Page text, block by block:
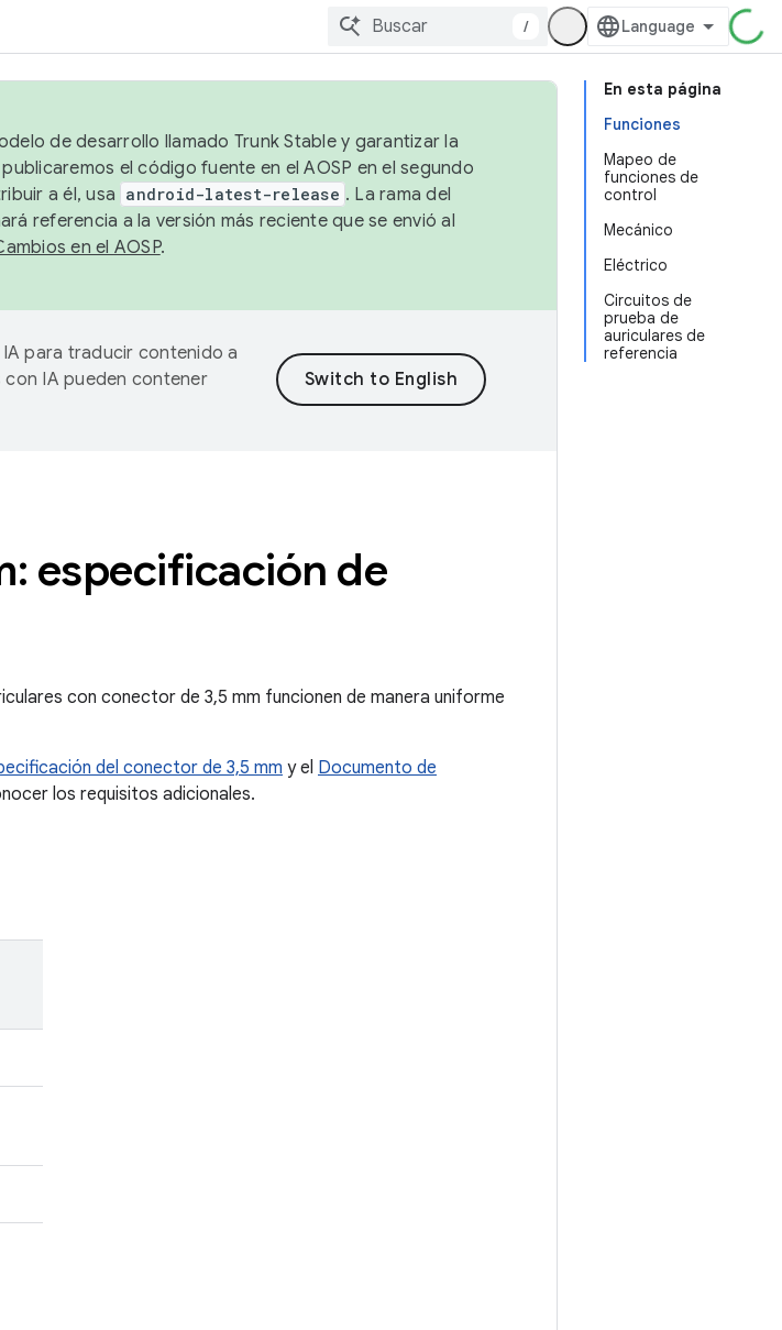
/
En esta página
Funciones
Mapeo de
funciones de
control
Mecánico
Eléctrico
Circuitos de
prueba de
auriculares de
referencia
de desarrollo llamado Trunk Stable y garantizar la
el código fuente en el AOSP en el segundo
a él, usa android-latest-release . La rama del
referencia a la versión más reciente que se envió al
en el AOSP.
para traducir contenido a
IA pueden contener
especificación de
con conector de 3,5 mm funcionen de manera uniforme
del conector de 3,5 mm y el Documento de
los requisitos adicionales.